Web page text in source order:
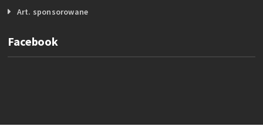
Art. sponsorowane
Facebook